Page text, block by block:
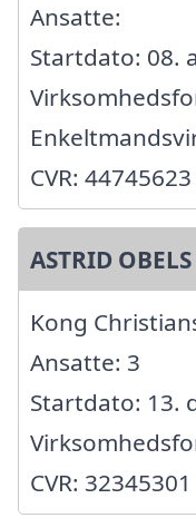
Ansatte:
Startdato: 08.
CVR: 44745623
ASTRID
Kong
Ansatte: 3
Startdato: 13.
CVR: 32345301